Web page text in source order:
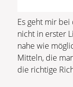
Es geht mir
nicht in erster
nahe wie
Mitteln, die
die richtige